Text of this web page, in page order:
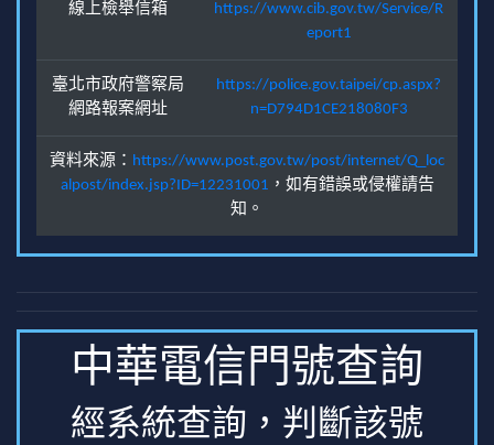
線上檢舉信箱
https://www.cib.gov.tw/Service/R
eport1
臺北市政府警察局
網路報案網址
https://police.gov.taipei/cp.aspx?
n=D794D1CE218080F3
資料來源： https://www.post.gov.tw/post/internet/Q_loc
alpost/index.jsp?ID=12231001 ，如有錯誤或侵權請告
知。
中華電信門號查詢
經系統查詢，判斷該號